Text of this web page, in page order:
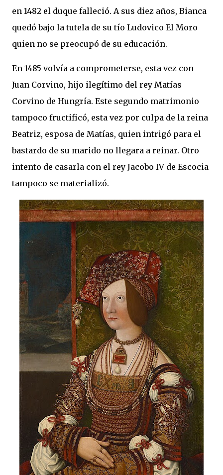
en 1482 el duque falleció. A sus diez años, Bianca
quedó bajo la tutela de su tío Ludovico El Moro
quien no se preocupó de su educación.
En 1485 volvía a comprometerse, esta vez con
Juan Corvino, hijo ilegítimo del rey Matías
Corvino de Hungría. Este segundo matrimonio
tampoco fructificó, esta vez por culpa de la reina
Beatriz, esposa de Matías, quien intrigó para el
bastardo de su marido no llegara a reinar. Otro
intento de casarla con el rey Jacobo IV de Escocia
tampoco se materializó.